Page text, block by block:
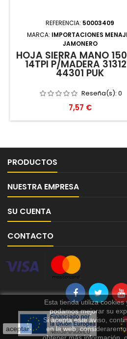
REFERENCIA: 50003409
MARCA: IMPORTACIONES
JAMONERO
HOJA SIERRA MANO
14TPI P/MADERA
44301 PUK
Reseña(s): 0
Precio
7,57 €
PRODUCTOS
NUESTRA EMPRESA
SU CUENTA
CONTACTO
aceptar
Esta tienda utiliza
podamos mejorar su
Si acepta este aviso,
en la web,